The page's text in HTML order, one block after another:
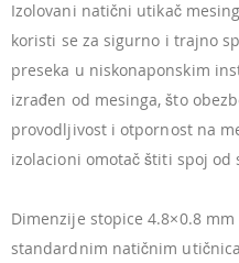
Izolovani natični utikač
koristi se za sigurno i trajno
preseka u niskonaponskim
izrađen od mesinga, što
provodljivost i otpornost na
izolacioni omotač štiti spoj od
Dimenzije stopice 4.8×0.8
standardnim natičnim